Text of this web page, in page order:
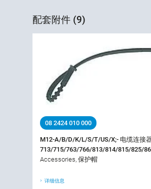
配套附件 (9)
08 2424 010 000
M12-A/B/D/K/L/S/T/US/X;- 电缆连接
713/715/763/766/813/814/815/825/
Accessories, 保护帽
详细信息